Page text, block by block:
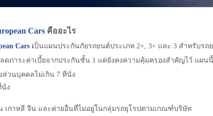
Carsคืออะไร
Carsเป็นแผนประกันภัยรถยนต์ประเภท 2+, 3+ และ 3 สำหรับร
ดภาระค่าเบี้ยจากประกันชั้น 1 แต่ยังคงความคุ้มครองสำคัญไว้ แผน
ส่วนบุคคลไม่เกิน 7 ที่นั่ง
นั่ง
เกาหลี จีน และค่ายอื่นที่ไม่อยู่ในกลุ่มรถยุโรปตามเกณฑ์บริษัท